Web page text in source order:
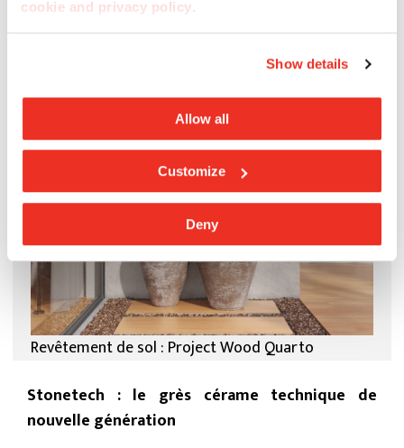
cookie and privacy policy.
Show details
Allow all
Customize
Deny
Revêtement de sol et revêtement mural : Project
Wood Pollino
Revêtement de sol : Project Wood Quarto
Stonetech : le grès cérame technique de
nouvelle génération